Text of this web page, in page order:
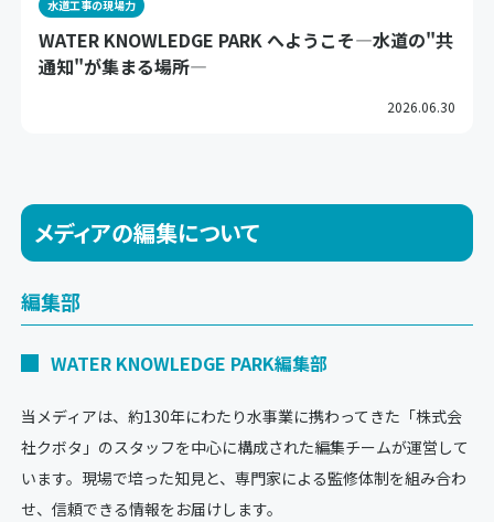
水道工事の現場力
WATER KNOWLEDGE PARK へようこそ―水道の"共
通知"が集まる場所―
2026.06.30
メディアの編集について
編集部
WATER KNOWLEDGE PARK編集部
当メディアは、約130年にわたり水事業に携わってきた「株式会
社クボタ」のスタッフを中心に構成された編集チームが運営して
います。現場で培った知見と、専門家による監修体制を組み合わ
せ、信頼できる情報をお届けします。